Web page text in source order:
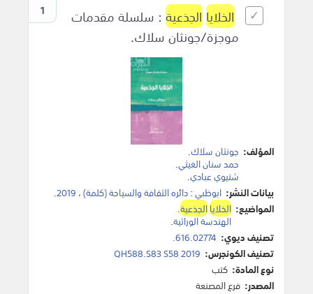
1 الخلاياالجذعية : سلسلة مقدمات
موجزة/جونثان سلاك.
المؤلف: جونثان سلاك.
حمد سنان الغيثي.
شتيوي عبادي.
بيانات النشر: ابوظبي:دائره الثقافة والسياحة (كلمة)، 2019
.
المواضيع: الخلاياالجذعية.
الهندسة الوراثية.
تصنيف ديوي: 616.02774.
تصنيف الكونجرس: QH588.S83 S58 2019
نوع المادة: كتب
المصدر: فرع المصنعة